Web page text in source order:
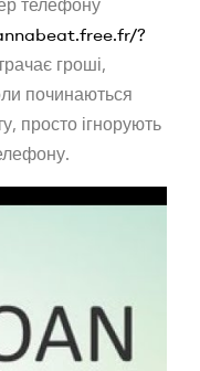
?
гроші,
починаються
просто ігнорують